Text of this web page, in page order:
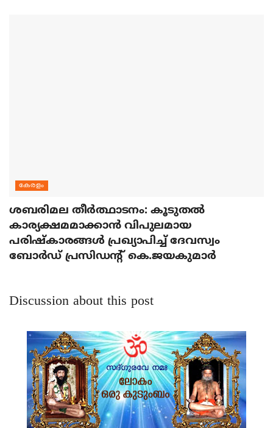
കേരളം
ശബരിമല തീര്‍ത്ഥാടനം: കൂടുതല്‍
കാര്യക്ഷമമാക്കാന്‍ വിപുലമായ
പരിഷ്‌കാരങ്ങള്‍ പ്രഖ്യാപിച്ച് ദേവസ്വം
ബോര്‍ഡ് പ്രസിഡന്റ് കെ.ജയകുമാര്‍
Discussion about this post